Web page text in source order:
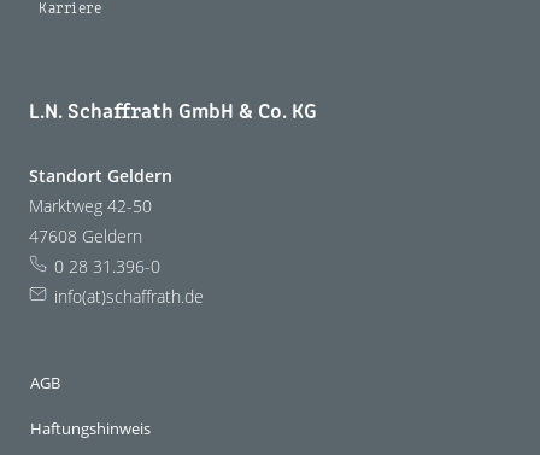
Karriere
L.N. Schaffrath GmbH & Co. KG
Standort Geldern
Marktweg 42-50
47608 Geldern
0 28 31.396-0
info(at)schaffrath.de
AGB
Haftungshinweis